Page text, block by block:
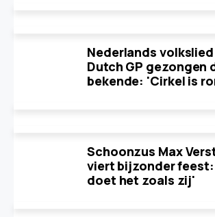
Nederlands
Dutch GP gezongen
bekende: 'Cirkel is
Schoonzus Max
viert bijzonder
doet het zoals zij'